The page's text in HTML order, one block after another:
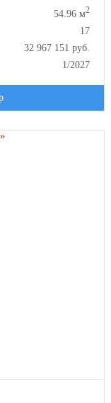
54.96 м2
17
32 967 151 руб.
1/2027